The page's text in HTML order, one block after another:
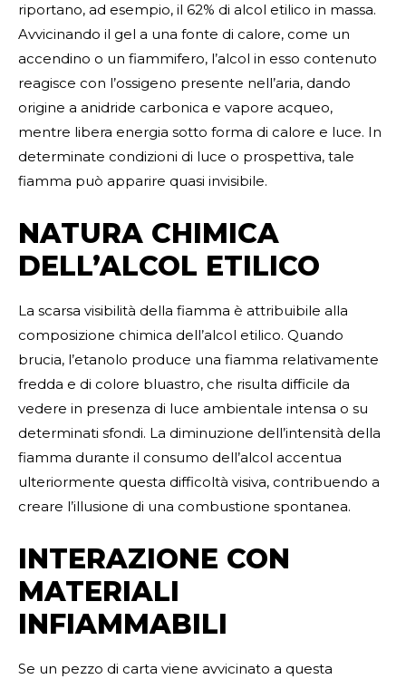
riportano, ad esempio, il 62% di alcol etilico in massa.
Avvicinando il gel a una fonte di calore, come un
accendino o un fiammifero, l’alcol in esso contenuto
reagisce con l’ossigeno presente nell’aria, dando
origine a anidride carbonica e vapore acqueo,
mentre libera energia sotto forma di calore e luce. In
determinate condizioni di luce o prospettiva, tale
fiamma può apparire quasi invisibile.
NATURA CHIMICA
DELL’ALCOL ETILICO
La scarsa visibilità della fiamma è attribuibile alla
composizione chimica dell’alcol etilico. Quando
brucia, l’etanolo produce una fiamma relativamente
fredda e di colore bluastro, che risulta difficile da
vedere in presenza di luce ambientale intensa o su
determinati sfondi. La diminuzione dell’intensità della
fiamma durante il consumo dell’alcol accentua
ulteriormente questa difficoltà visiva, contribuendo a
creare l’illusione di una combustione spontanea.
INTERAZIONE CON
MATERIALI
INFIAMMABILI
Se un pezzo di carta viene avvicinato a questa